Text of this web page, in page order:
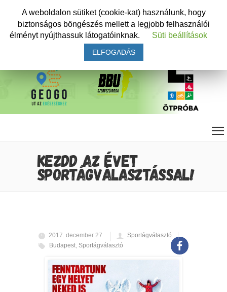
KEZDD AZ ÉVET
SPORTÁGVÁLASZTÁSSAL!
2017. december 27.
Sportágválasztó
Budapest, Sportágválasztó
A weboldalon sütiket (cookie-kat) használunk, hogy
biztonságos böngészés mellett a legjobb felhasználói
élményt nyújthassuk látogatóinknak.
Süti beállítások
ELFOGADÁS